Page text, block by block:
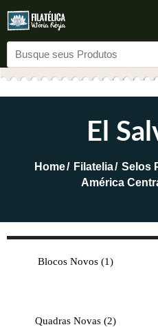
El
Home Filatelia Selos
América
Blocos Novos (1)
Quadras Novas (2)